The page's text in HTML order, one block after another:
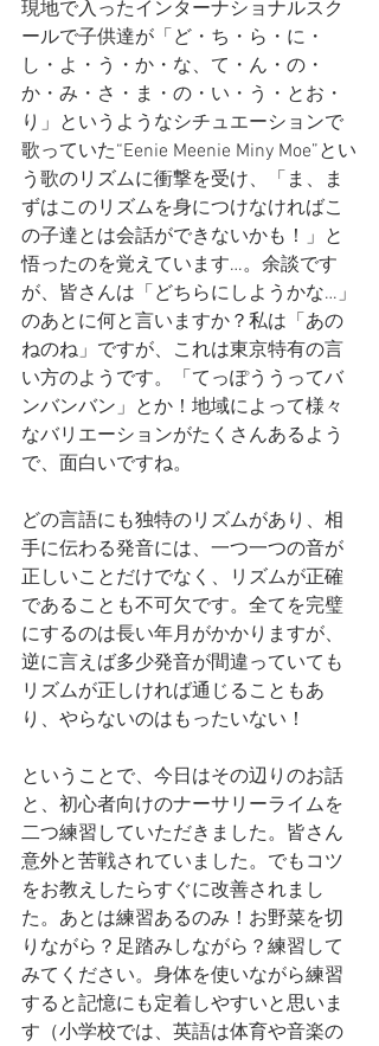
現地で入ったインターナショナルスク
ールで子供達が「ど・ち・ら・に・
し・よ・う・か・な、て・ん・の・
か・み・さ・ま・の・い・う・とお・
り」というようなシチュエーションで
歌っていた“Eenie Meenie Miny Moe”とい
う歌のリズムに衝撃を受け、「ま、ま
ずはこのリズムを身につけなければこ
の子達とは会話ができないかも！」と
悟ったのを覚えています…。余談です
が、皆さんは「どちらにしようかな…」
のあとに何と言いますか？私は「あの
ねのね」ですが、これは東京特有の言
い方のようです。「てっぽううってバ
ンバンバン」とか！地域によって様々
なバリエーションがたくさんあるよう
で、面白いですね。
どの言語にも独特のリズムがあり、相
手に伝わる発音には、一つ一つの音が
正しいことだけでなく、リズムが正確
であることも不可欠です。全てを完璧
にするのは長い年月がかかりますが、
逆に言えば多少発音が間違っていても
リズムが正しければ通じることもあ
り、やらないのはもったいない！
ということで、今日はその辺りのお話
と、初心者向けのナーサリーライムを
二つ練習していただきました。皆さん
意外と苦戦されていました。でもコツ
をお教えしたらすぐに改善されまし
た。あとは練習あるのみ！お野菜を切
りながら？足踏みしながら？練習して
みてください。身体を使いながら練習
すると記憶にも定着しやすいと思いま
す（小学校では、英語は体育や音楽の